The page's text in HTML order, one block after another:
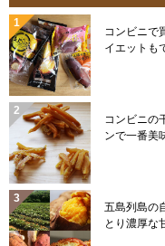
コンビニで
イエットも
コンビニの
ンで一番美
五島列島の
とり濃厚な